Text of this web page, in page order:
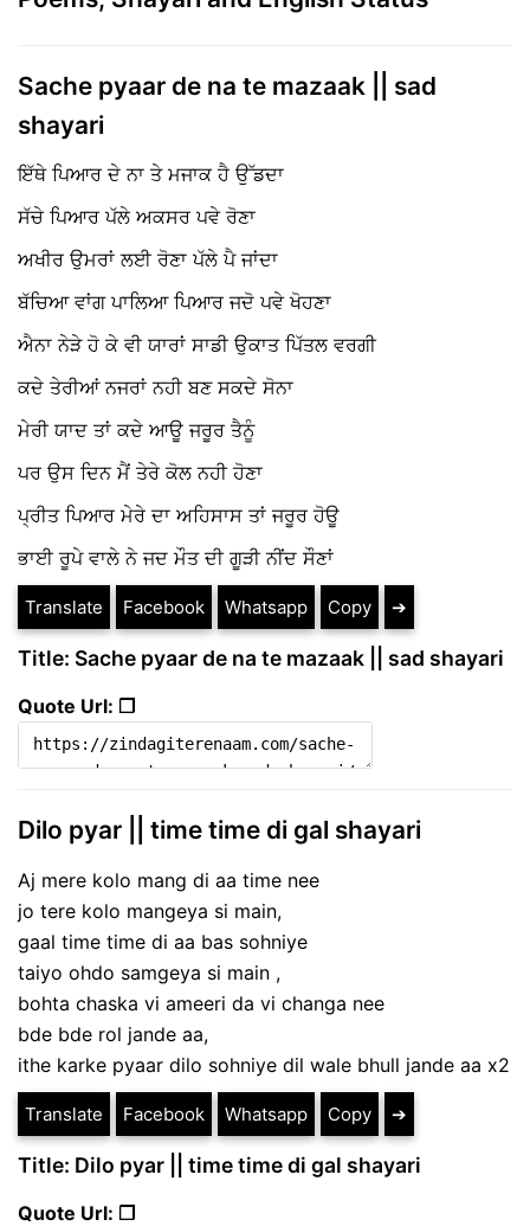
Sache pyaar de na te mazaak || sad
shayari
ਇੱਥੇ ਪਿਆਰ ਦੇ ਨਾ ਤੇ ਮਜਾਕ ਹੈ ਉੱਡਦਾ
ਸੱਚੇ ਪਿਆਰ ਪੱਲੇ ਅਕਸਰ ਪਵੇ ਰੋਣਾ
ਅਖੀਰ ਉਮਰਾਂ ਲਈ ਰੋਣਾ ਪੱਲੇ ਪੈ ਜਾਂਦਾ
ਬੱਚਿਆ ਵਾਂਗ ਪਾਲਿਆ ਪਿਆਰ ਜਦੋ ਪਵੇ ਖੋਹਣਾ
ਐਨਾ ਨੇੜੇ ਹੋ ਕੇ ਵੀ ਯਾਰਾਂ ਸਾਡੀ ਉਕਾਤ ਪਿੱਤਲ ਵਰਗੀ
ਕਦੇ ਤੇਰੀਆਂ ਨਜਰਾਂ ਨਹੀ ਬਣ ਸਕਦੇ ਸੋਨਾ
ਮੇਰੀ ਯਾਦ ਤਾਂ ਕਦੇ ਆਊ ਜਰੂਰ ਤੈਨੂੰ
ਪਰ ਉਸ ਦਿਨ ਮੈਂ ਤੇਰੇ ਕੋਲ ਨਹੀ ਹੋਣਾ
ਪ੍ਰੀਤ ਪਿਆਰ ਮੇਰੇ ਦਾ ਅਹਿਸਾਸ ਤਾਂ ਜਰੂਰ ਹੋਊ
ਭਾਈ ਰੂਪੇ ਵਾਲੇ ਨੇ ਜਦ ਮੌਤ ਦੀ ਗੂੜੀ ਨੀਂਦ ਸੌਣਾਂ
Translate Facebook Whatsapp Copy ➔
Title: Sache pyaar de na te mazaak || sad shayari
Quote Url: ❐
Dilo pyar || time time di gal shayari
Aj mere kolo mang di aa time nee
jo tere kolo mangeya si main,
gaal time time di aa bas sohniye
taiyo ohdo samgeya si main ,
bohta chaska vi ameeri da vi changa nee
bde bde rol jande aa,
ithe karke pyaar dilo sohniye dil wale bhull jande aa x2
Translate Facebook Whatsapp Copy ➔
Title: Dilo pyar || time time di gal shayari
Quote Url: ❐